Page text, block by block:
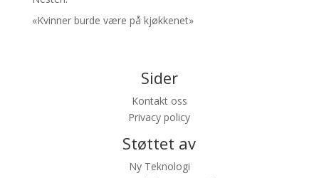
«Kvinner burde være på kjøkkenet»
Sider
Kontakt oss
Privacy policy
Støttet av
Ny Teknologi